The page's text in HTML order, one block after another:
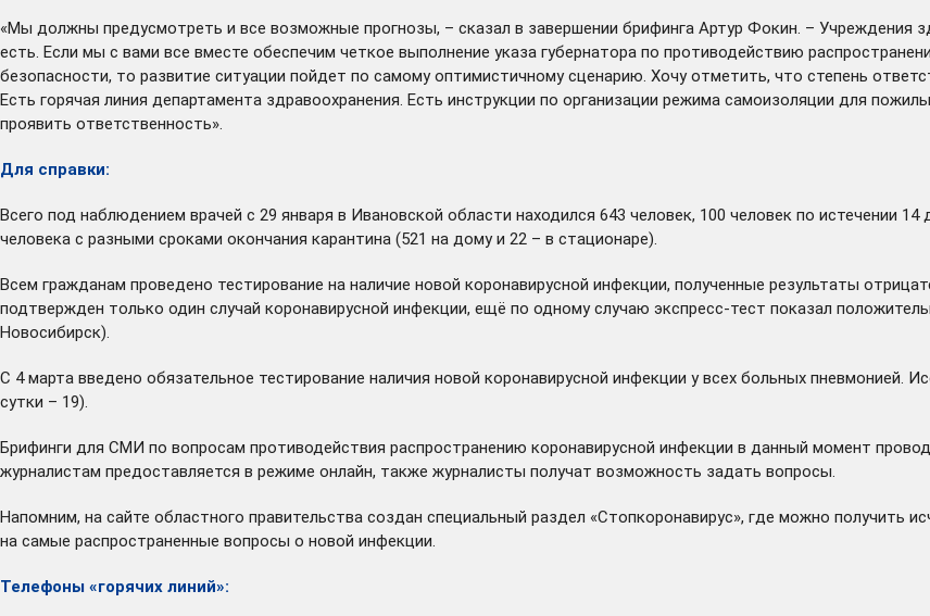
«Мы должны предусмотреть и все возможные прогнозы, – сказал в завершении брифинга Артур Фокин. – Учреждения
есть. Если мы с вами все вместе обеспечим четкое выполнение указа губернатора по противодействию
безопасности, то развитие ситуации пойдет по самому оптимистичному сценарию. Хочу отметить, что степень
Есть горячая линия департамента здравоохранения. Есть инструкции по организации режима самоизоляции для
проявить ответственность».
Для справки:
Всего под наблюдением врачей с 29 января в Ивановской области находился 643 человек, 100 человек по истечении
человека с разными сроками окончания карантина (521 на дому и 22 – в стационаре).
Всем гражданам проведено тестирование на наличие новой коронавирусной инфекции, полученные результаты
подтвержден только один случай коронавирусной инфекции, ещё по одному случаю экспресс-тест показал
Новосибирск).
С 4 марта введено обязательное тестирование наличия новой коронавирусной инфекции у всех больных пневмонией.
сутки – 19).
Брифинги для СМИ по вопросам противодействия распространению коронавирусной инфекции в данный момент
журналистам предоставляется в режиме онлайн, также журналисты получат возможность задать вопросы.
Напомним, на сайте областного правительства создан специальный раздел «Стопкоронавирус», где можно получить
на самые распространенные вопросы о новой инфекции.
Телефоны «горячих линий»: